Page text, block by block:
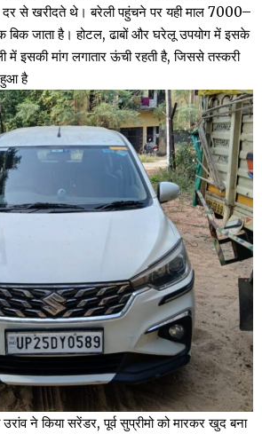
दर से खरीदते थे। बरेली पहुंचने पर यही माल 7000–
बिक जाता है। होटल, ढाबों और घरेलू उपयोग में इसके
में इसकी मांग लगातार ऊंची रहती है, जिससे तस्करी
हुआ है
ने किया सरेंडर, पूर्व सुप्रीमो को मारकर खुद बना